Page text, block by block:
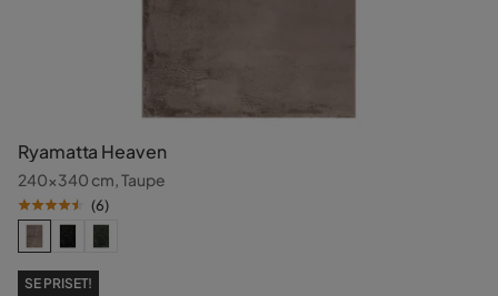
Ryamatta Heaven
240x340 cm, Taupe
(6)
SE PRISET!